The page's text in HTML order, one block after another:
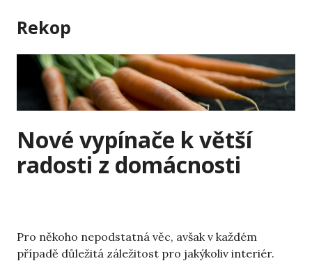
to
Rekop
Nové vypínače k větší
radosti z domácnosti
Pro někoho nepodstatná věc, avšak v každém
případě důležitá záležitost pro jakýkoliv interiér.